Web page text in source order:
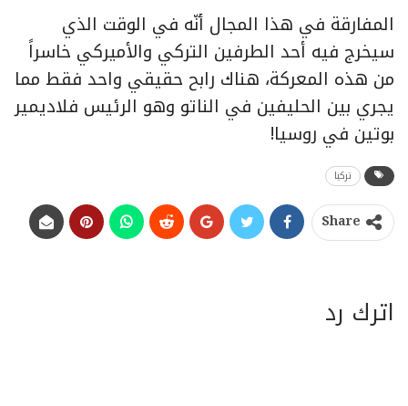
المفارقة في هذا المجال أنّه في الوقت الذي
سيخرج فيه أحد الطرفين التركي والأميركي خاسراً
من هذه المعركة، هناك رابح حقيقي واحد فقط مما
يجري بين الحليفين في الناتو وهو الرئيس فلاديمير
بوتين في روسيا!
تركيا
Share
اترك رد